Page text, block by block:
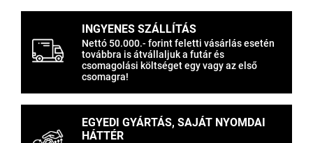
INGYENES SZÁLLÍTÁS
Nettó 50.000.- forint feletti vásárlás esetén
továbbra is átvállaljuk a futár és
csomagolási költséget egy vagy az első
csomagra!
EGYEDI GYÁRTÁS, SAJÁT NYOMDAI
HÁTTÉR